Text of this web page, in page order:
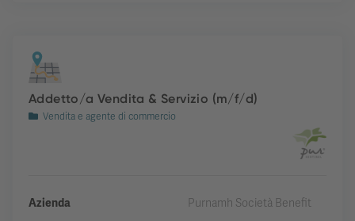
Addetto/a Vendita & Servizio (m/f/d)
Vendita e agente di commercio
Azienda
Purnamh Società Benefit